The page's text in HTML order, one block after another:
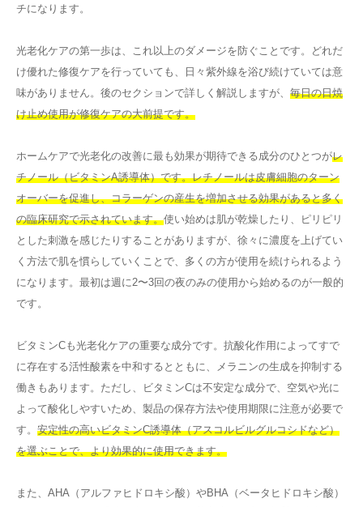
チになります。
光老化ケアの第一歩は、これ以上のダメージを防ぐことです。どれだ
け優れた修復ケアを行っていても、日々紫外線を浴び続けていては意
味がありません。後のセクションで詳しく解説しますが、 毎日の日焼
け止め使用が修復ケアの大前提です。
ホームケアで光老化の改善に最も効果が期待できる成分のひとつがレ
チノール（ビタミンA誘導体）です。レチノールは皮膚細胞のターン
オーバーを促進し、コラーゲンの産生を増加させる効果があると多く
の臨床研究で示されています。使い始めは肌が乾燥したり、ピリピリ
とした刺激を感じたりすることがありますが、徐々に濃度を上げてい
く方法で肌を慣らしていくことで、多くの方が使用を続けられるよう
になります。最初は週に2〜3回の夜のみの使用から始めるのが一般的
です。
ビタミンCも光老化ケアの重要な成分です。抗酸化作用によってすで
に存在する活性酸素を中和するとともに、メラニンの生成を抑制する
働きもあります。ただし、ビタミンCは不安定な成分で、空気や光に
よって酸化しやすいため、製品の保存方法や使用期限に注意が必要で
す。 安定性の高いビタミンC誘導体（アスコルビルグルコシドなど）
を選ぶことで、より効果的に使用できます。
また、AHA（アルファヒドロキシ酸）やBHA（ベータヒドロキシ酸）